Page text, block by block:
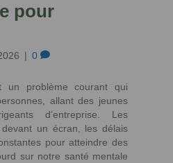
pour
| 0
problème courant qui
allant des jeunes
d’entreprise. Les
un écran, les délais
pour atteindre des
sur notre santé mentale